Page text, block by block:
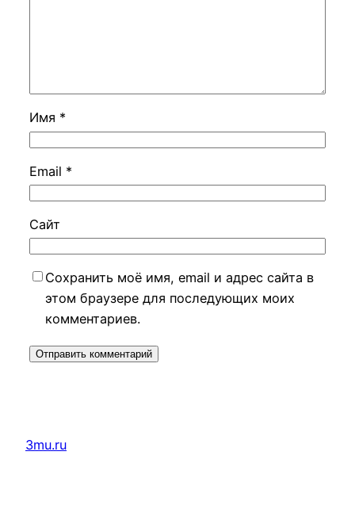
Имя *
Email *
Сайт
Сохранить моё имя, email и адрес сайта в
этом браузере для последующих моих
комментариев.
3mu.ru